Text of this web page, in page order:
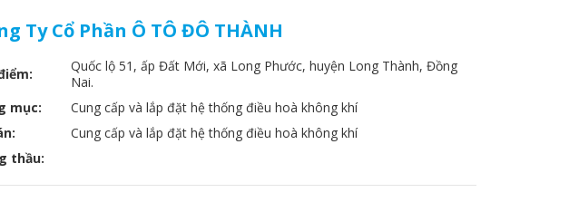
Ty Cổ Phần Ô TÔ ĐÔ THÀNH
Quốc lộ 51, ấp Đất Mới, xã Long Phước, huyện Long Thành, Đồng
Nai.
mục:
Cung cấp và lắp đặt hệ thống điều hoà không khí
Cung cấp và lắp đặt hệ thống điều hoà không khí
thầu: